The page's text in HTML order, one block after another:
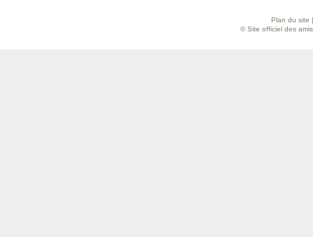
Plan du site
© Site officiel des